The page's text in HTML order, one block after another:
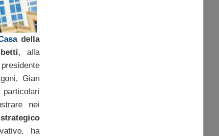
della
, alla
Gian
particolari
nei
ha